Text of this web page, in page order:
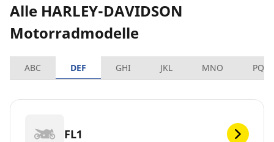
Alle HARLEY-DAVIDSON
Motorradmodelle
ABC DEF GHI JKL MNO PQRS
FL1